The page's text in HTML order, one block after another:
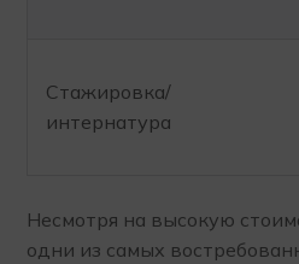
Стажировка/
интернатура
Несмотря на высокую
одни из самых